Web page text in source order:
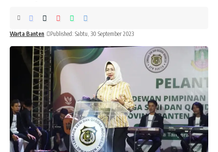
Warta Banten Published: Sabtu, 30 September 2023